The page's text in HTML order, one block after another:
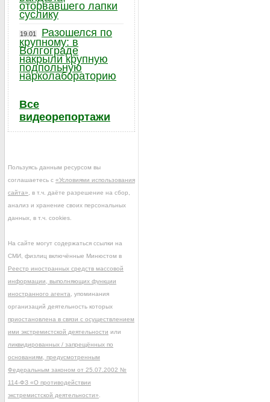
оторвавшего лапки
суслику
19.01
Разошелся по
крупному: в
Волгограде
накрыли крупную
подпольную
нарколабораторию
Все
видеорепортажи
Пользуясь данным ресурсом вы
соглашаетесь с «Условиями использования
сайта» , в т.ч. даёте разрешение на сбор,
анализ и хранение своих персональных
данных, в т.ч. cookies.
На сайте могут содержаться ссылки на
СМИ, физлиц включённые Минюстом в
Реестр иностранных средств массовой
информации, выполняющих функции
иностранного агента , упоминания
организаций деятельность которых
приостановлена в связи с осуществлением
ими экстремистской деятельности или
ликвидированных / запрещённых по
основаниям, предусмотренным
Федеральным законом от 25.07.2002 №
114-ФЗ «О противодействии
экстремистской деятельности»